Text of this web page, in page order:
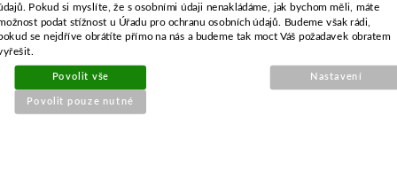
SOUVISEJÍCÍ PRODUKTY
Těsnění víka ventilů pro
Pokud si myslíte, že s osobními údaji nenakládáme, jak bychom měli, máte
podat stížnost u Úřadu pro ochranu osobních údajů. Budeme však rádi,
se nejdříve obrátíte přímo na nás a budeme tak moct Váš požadavek obratem
Povolit vše
Povolit pouze nutné
Nastavení